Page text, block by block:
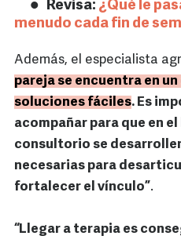
Revisa: ¿Qué le
menudo cada fin de
Además, el especialista
pareja se encuentra en
soluciones fáciles. Es
acompañar para que en
consultorio se
necesarias para
fortalecer el vínculo”.
“Llegar a terapia es